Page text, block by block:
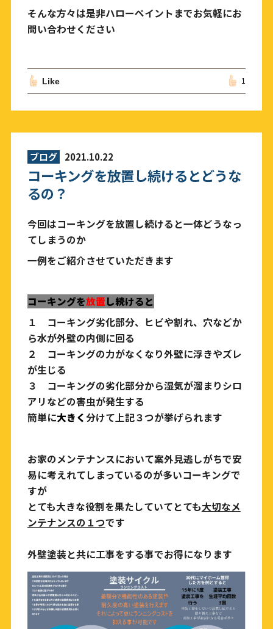
そんな方々は是非ハローペイントまでお気軽にお
問い合わせください
Like 1
ブログ 2021.10.22
コーキングを放置し続けるとどうな
るの？
今回はコーキングを放置し続けると一体どうなっ
てしまうのか
一例をご紹介させていただきます
コーキングを放置し続けると
１ コーキング劣化部分、ヒビや割れ、穴などか
ら水が外壁の内側に回る
２ コーキングの力がなくなり外壁に浮きやズレ
が生じる
３ コーキングの劣化部分から湿気が溜まりシロ
アリなどの害虫が発生する
簡単に大きく分けて上記３つが挙げられます
お家のメンテナンスにおいて案外見逃しがちで安
易に考えれてしまっているのが多いコーキングで
すが
とても大きな役割を果たしていてとても大切なメ
ンテナンスの１つです
外壁塗装と共に工事をする事でお得になります